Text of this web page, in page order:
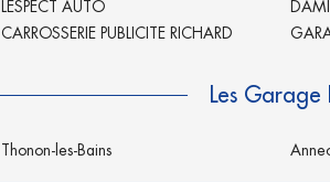
LESPECT AUTO
CARROSSERIE PUBLICITE RICHARD
Les Garage
Thonon-les-Bains